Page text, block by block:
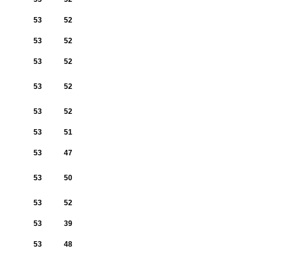
53
52
53
52
53
52
53
52
53
52
53
51
53
47
53
50
53
52
53
39
53
48